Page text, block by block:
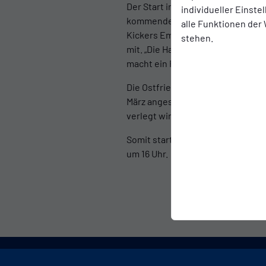
individueller
alle Funktionen der
stehen.
Der Start in die Restrunde der
kommenden Samstag, 28.
Kickers Emden fällt wortwörtlich
mit. „Die Hansestadt Lübeck hat
macht ein Fußballspiel nicht
Die Ostfriesen müssen also
März angesetzte Partie bei der
verlegt wird.
Somit startet Kickers erst am
um 16 Uhr.